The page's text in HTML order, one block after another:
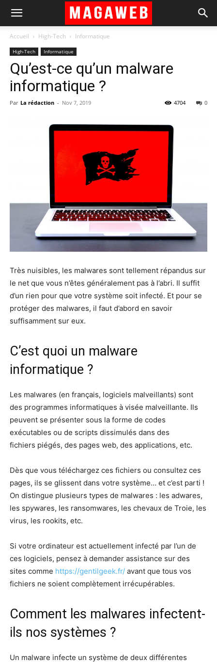
Accueil High-Tech Informatique
High-Tech Informatique
Qu’est-ce qu’un malware
informatique ?
Par La rédaction - Nov 7, 2019 0
4704
Très nuisibles, les malwares sont tellement répandus sur
le net que vous n’êtes généralement pas à l’abri. Il suffit
d’un rien pour que votre système soit infecté. Et pour se
protéger des malwares, il faut d’abord en savoir
suffisamment sur eux.
C’est quoi un malware
informatique ?
Les malwares (en français, logiciels malveillants) sont
des programmes informatiques à visée malveillante. Ils
peuvent se présenter sous la forme de codes
exécutables ou de scripts dissimulés dans des
fichiers piégés, des pages web, des applications, etc.
Dès que vous téléchargez ces fichiers ou consultez ces
pages, ils se glissent dans votre système… et c’est parti !
On distingue plusieurs types de malwares : les adwares,
les spywares, les ransomwares, les chevaux de Troie, les
virus, les rookits, etc.
Si votre ordinateur est actuellement infecté par l’un de
ces logiciels, pensez à demander assistance sur des
sites comme https://gentilgeek.fr/ avant que tous vos
fichiers ne soient complètement irrécupérables.
Comment les malwares infectent-
ils nos systèmes ?
Un malware infecte un système de deux différentes